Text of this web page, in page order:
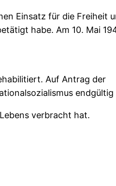
Einsatz für die Freiheit
habe. Am 10. Mai
Auf Antrag der
verbracht hat.